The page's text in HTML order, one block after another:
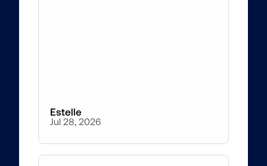
Estelle
Jul 28, 2026